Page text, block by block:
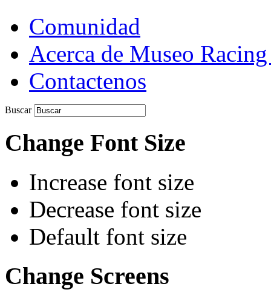
Comunidad
Acerca de Museo
Contactenos
Buscar
Change Font Size
Increase font size
Decrease font size
Default font size
Change Screens